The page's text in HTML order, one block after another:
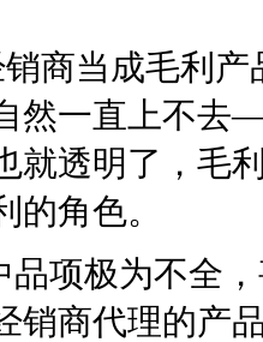
当成毛利产
然一直上不
就透明了，毛
的角色。
极为不全，
销商代理的产